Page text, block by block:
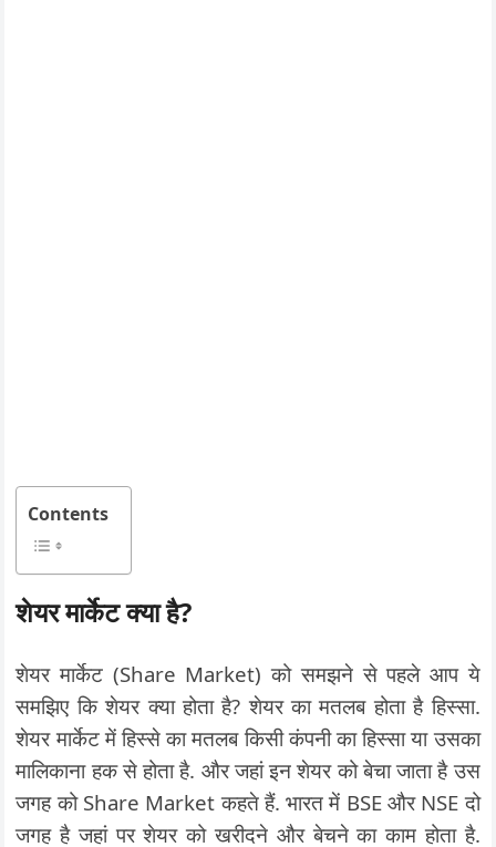
Contents
शेयर मार्केट क्या है?
शेयर मार्केट (Share Market) को समझने से पहले आप ये
समझिए कि शेयर क्या होता है? शेयर का मतलब होता है हिस्सा.
शेयर मार्केट में हिस्से का मतलब किसी कंपनी का हिस्सा या उसका
मालिकाना हक से होता है. और जहां इन शेयर को बेचा जाता है उस
जगह को Share Market कहते हैं. भारत में BSE और NSE दो
जगह है जहां पर शेयर को खरीदने और बेचने का काम होता है.